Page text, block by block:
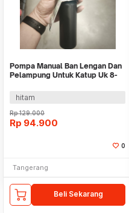
Pompa Manual Ban Lengan Dan
Pelampung Untuk Katup Uk 8-
hitam
Rp129.000
Rp 94.900
0
Tangerang
Beli Sekarang